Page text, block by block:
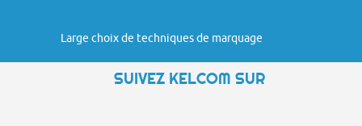
Large choix de techniques de marquage
SUIVEZ KELCOM SUR